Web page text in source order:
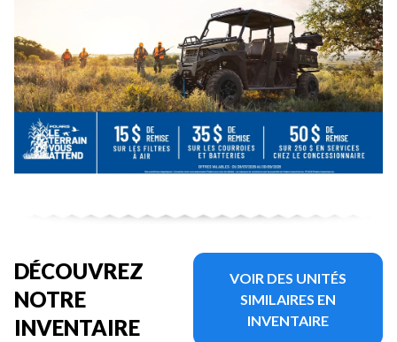
DÉCOUVREZ
NOTRE
INVENTAIRE
VOIR DES UNITÉS
SIMILAIRES EN
INVENTAIRE